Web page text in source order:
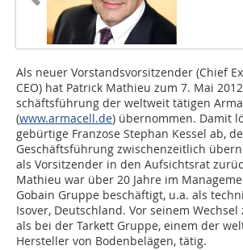
Als neuer Vorstandsvorsitzender (Chief
CEO) hat Patrick Mathieu zum 7. Mai
schäftsführung der weltweit tätigen
(www.armacell.de) übernommen. Damit
gebürtige Franzose Stephan Kessel ab,
Geschäftsführung zwischenzeitlich
als Vorsitzender in den Aufsichtsrat
Mathieu war über 20 Jahre im
Gobain Gruppe be­schäftigt, u.a. als
Isover, Deutschland. Vor seinem
als bei der Tarkett Gruppe, einem der
Hersteller von Bodenbelägen, tätig.